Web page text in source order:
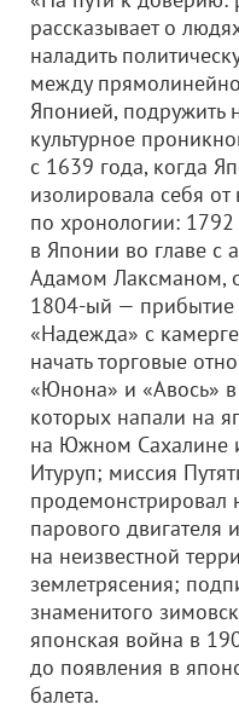
рассказывает о
наладить
между
Японией, подружить
культурное
с 1639 года, когда
изолировала себя
по хронологии:
в Японии во главе с
Адамом Лаксманом,
1804-ый — прибытие
«Надежда» с
начать торговые
«Юнона» и «Авось»
которых напали на
на Южном Сахалине
Итуруп; миссия
продемонстрировал
парового двигателя
на неизвестной
землетрясения;
знаменитого
японская война в
до появления в
балета.